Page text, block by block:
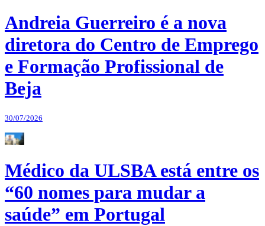
Andreia Guerreiro é a nova
diretora do Centro de Emprego
e Formação Profissional de
Beja
30/07/2026
Médico da ULSBA está entre os
“60 nomes para mudar a
saúde” em Portugal